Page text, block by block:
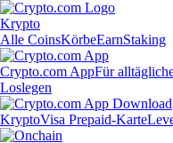
Krypto
Alle CoinsKörbeEarnStaking
Crypto.com AppFür
Loslegen
KryptoVisa Prepaid-Karte